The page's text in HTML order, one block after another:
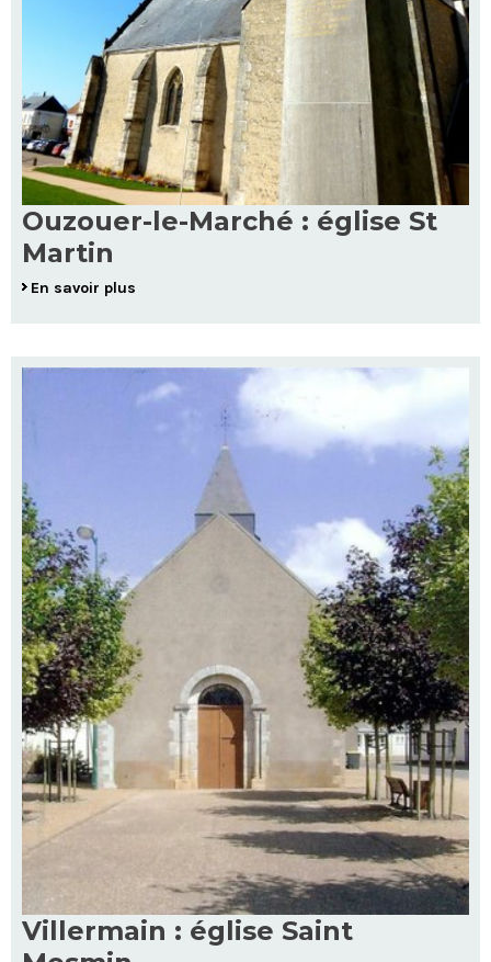
Ouzouer-le-Marché : église St
Martin
En savoir plus
Villermain : église Saint